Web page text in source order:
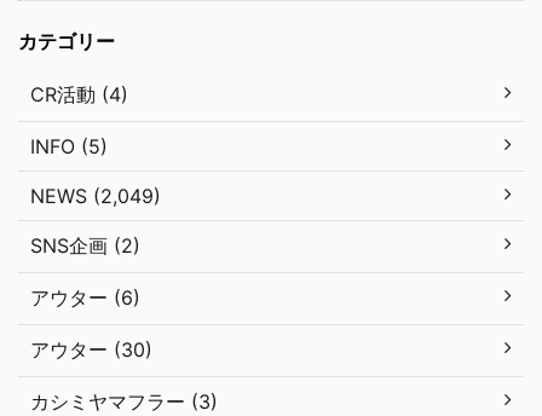
カテゴリー
CR活動 (4)
INFO (5)
NEWS (2,049)
SNS企画 (2)
アウター (6)
アウター (30)
カシミヤマフラー (3)